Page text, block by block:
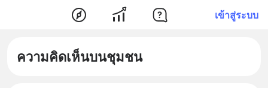
เข้าสู่ระบบ
ความคิดเห็นบนชุมชน